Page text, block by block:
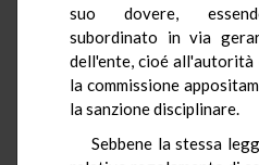
suo dovere,
subordinato in via
dell'ente, cioé all'autorità
la commissione
la sanzione disciplinare.
Sebbene la stessa